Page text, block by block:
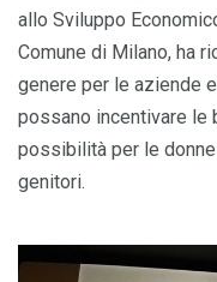
allo Sviluppo
Comune di Milano, ha
genere per le aziende
possano incentivare le
possibilità per le
genitori.